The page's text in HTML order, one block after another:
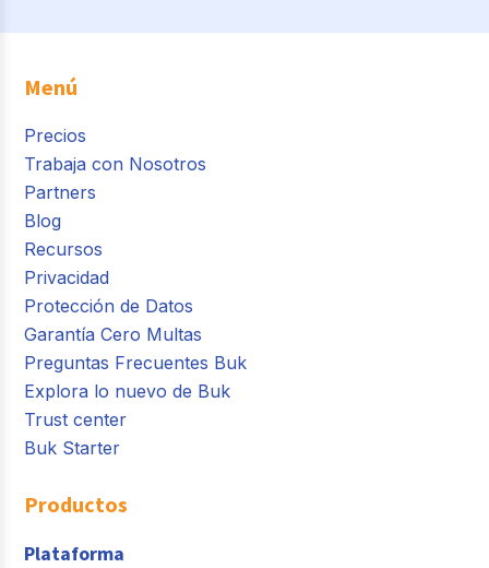
Menú
Precios
Trabaja con Nosotros
Partners
Blog
Recursos
Privacidad
Protección de Datos
Garantía Cero Multas
Preguntas Frecuentes Buk
Explora lo nuevo de Buk
Trust center
Buk Starter
Productos
Plataforma